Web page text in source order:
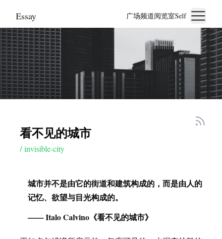
Essay 广场频道阅览室Self
看不见的城市
/invisible-city
城市并不是由它的街道和建筑构成的，而是由人的
记忆、欲望与目光构成的。
—— Italo Calvino《看不见的城市》